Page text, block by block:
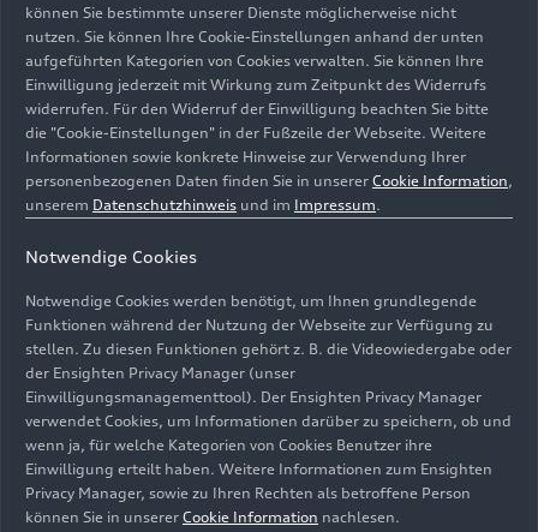
und auch deshalb mehr und mehr aus der
Erfolgsspur. Nach dem Krieg gelang dem Mann,
der aus Galliate bei Mailand kommt und aus
wohlhabenden Verhältnissen stammt, aber das
Comeback. Varzi der seine Karriere als
Motorradfahrer begann, mehrfacher italienischer
Meister war und im Wagen auf Alfa Romeo,
Maserati, Bugatti und Auto Union gewann, holte
auf Alfa Romeo 1946 und 1947 wieder große
Siege. Doch das Schicksal meinte es nicht gut mit
ihm: Am 1. Juli 1948 verunglückt Achille Varzi
beim Training zum Großen Preis der Schweiz auf
dem Bremgartenkurs bei Bern tödlich.
Das Audi Markenzeichen der Vier Ringe
symbolisiert die Marken Audi, DKW, Horch und
Wanderer, die in der Auto Union
zusammengefasst wurden. Auto Union und NSU,
können Sie bestimmte unserer Dienste möglicherweise nicht
nutzen. Sie können Ihre Cookie-Einstellungen anhand der unten
aufgeführten Kategorien von Cookies verwalten. Sie können Ihre
Einwilligung jederzeit mit Wirkung zum Zeitpunkt des Widerrufs
widerrufen. Für den Widerruf der Einwilligung beachten Sie bitte
die "Cookie-Einstellungen" in der Fußzeile der Webseite. Weitere
Informationen sowie konkrete Hinweise zur Verwendung Ihrer
personenbezogenen Daten finden Sie in unserer Cookie Information,
unserem Datenschutzhinweis und im Impressum.
Notwendige Cookies
Notwendige Cookies werden benötigt, um Ihnen grundlegende
Funktionen während der Nutzung der Webseite zur Verfügung zu
stellen. Zu diesen Funktionen gehört z. B. die Videowiedergabe oder
der Ensighten Privacy Manager (unser
Einwilligungsmanagementtool). Der Ensighten Privacy Manager
verwendet Cookies, um Informationen darüber zu speichern, ob und
wenn ja, für welche Kategorien von Cookies Benutzer ihre
Einwilligung erteilt haben. Weitere Informationen zum Ensighten
Privacy Manager, sowie zu Ihren Rechten als betroffene Person
können Sie in unserer Cookie Information nachlesen.